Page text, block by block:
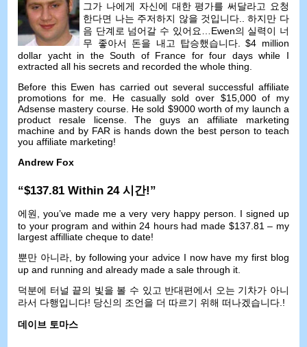
그가 나에게 자신에 대한 평가를 써달라고 요청
한다면 나는 주저하지 않을 것입니다.. 하지만 다
음 단계로 넘어갈 수 있어요…Ewen의 실력이 너
무 좋아서 돈을 내고 탑승했습니다. $4 million
dollar yacht in the South of France for four days while I
extracted all his secrets and recorded the whole thing
Before this Ewen has carried out several successful affiliate
promotions for me
He casually sold over$15,000of my
Adsense mastery course. He sold $9000 worth of my launch a
product resale license.The guys an affiliate marketing
machine and by FAR is hands down the best person to teach
you affiliate marketing!
Andrew Fox
“$137.81Within 24 시간!”
에원,you’ve made me a very very happy person. I signed up
to your program and within 24 hours had made $137.81 – my
largest affilliate cheque to date!
뿐만 아니라, by following your advice I now have my first blog
up and running and already made a sale through it.
덕분에 터널 끝의 빛을 볼 수 있고 반대편에서 오는 기차가 아니
라서 다행입니다! 당신의 조언을 더 따르기 위해 떠나겠습니다.!
데이브 토마스